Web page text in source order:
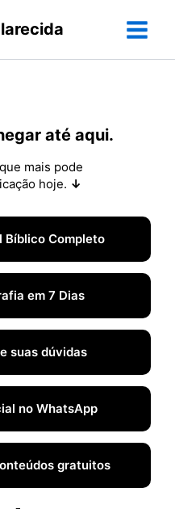
até aqui.
mais pode
hoje. ↓
Bíblico Completo
em 7 Dias
suas dúvidas
no WhatsApp
gratuitos